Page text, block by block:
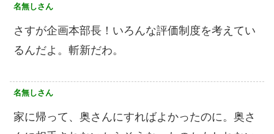
名無しさん
さすが企画本部長！いろんな評価制度を考えてい
るんだよ。斬新だわ。
名無しさん
家に帰って、奥さんにすればよかったのに。奥さ